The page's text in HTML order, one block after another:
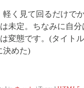
く見て回るだけで
未定。ちなみに自
変態です。(タイト
決めた)